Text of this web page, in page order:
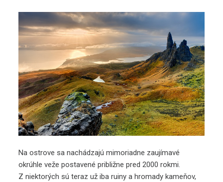
Na ostrove sa nachádzajú mimoriadne zaujímavé
okrúhle veže postavené približne pred 2000 rokmi.
Z niektorých sú teraz už iba ruiny a hromady kameňov,